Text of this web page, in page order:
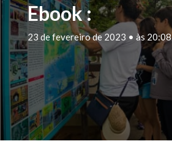
Ebook :
23 de fevereiro de 2023 • às 20:08